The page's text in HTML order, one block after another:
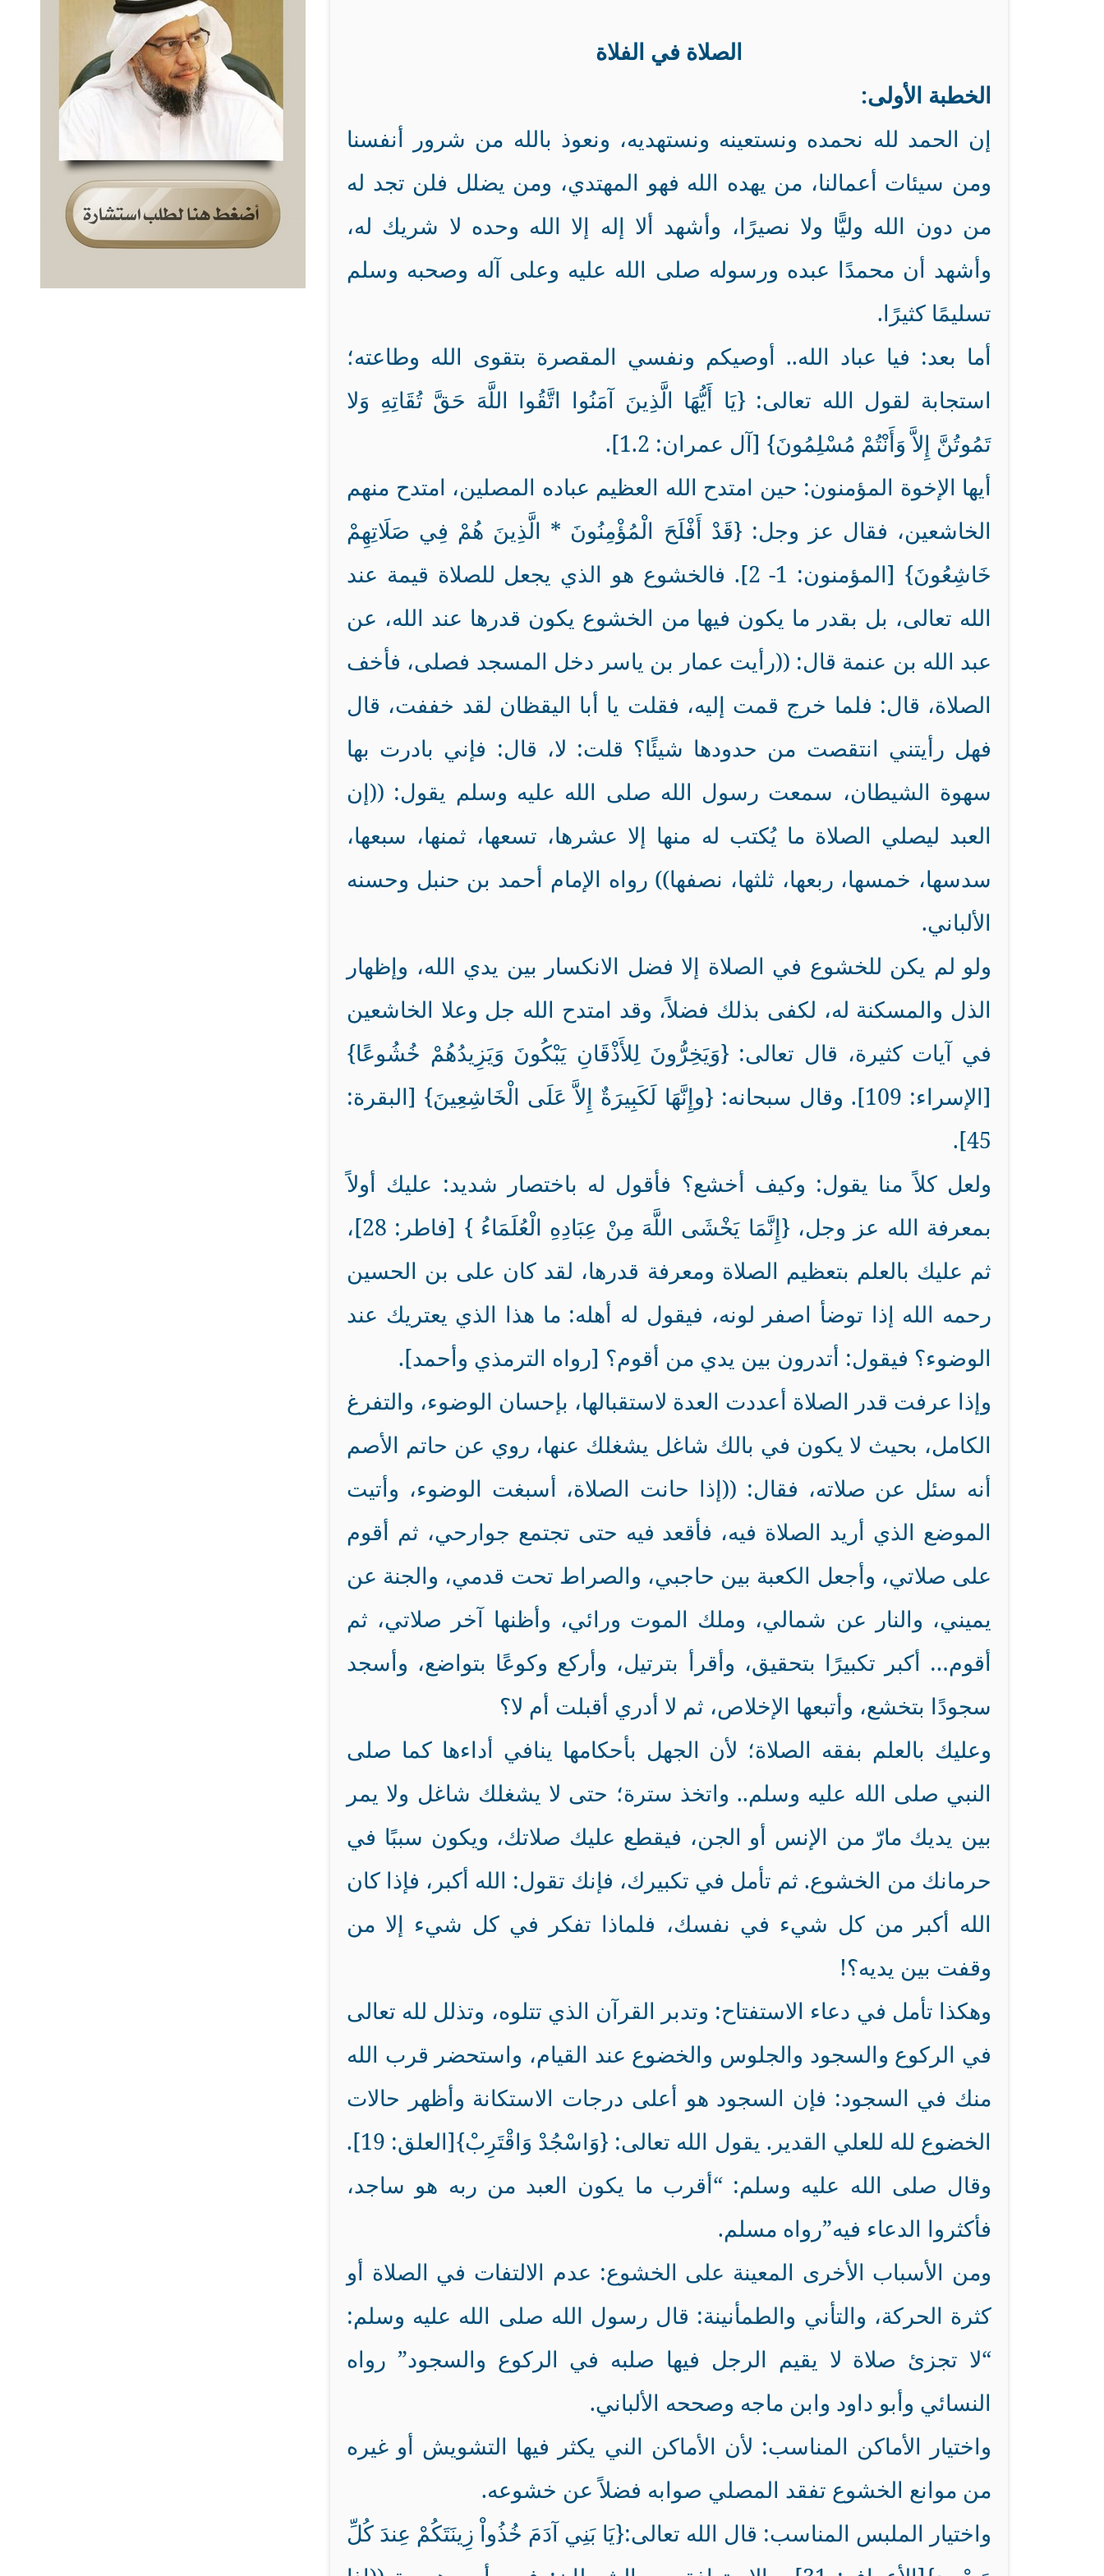
الصلاة في الفلاة
الخطبة الأولى:
إن الحمد لله نحمده ونستعينه ونستهديه، ونعوذ بالله من شرور أنفسنا
ومن سيئات أعمالنا، من يهده الله فهو المهتدي، ومن يضلل فلن تجد له
من دون الله وليًّا ولا نصيرًا، وأشهد ألا إله إلا الله وحده لا شريك له،
وأشهد أن محمدًا عبده ورسوله صلى الله عليه وعلى آله وصحبه وسلم
تسليمًا كثيرًا.
أما بعد: فيا عباد الله.. أوصيكم ونفسي المقصرة بتقوى الله وطاعته؛
استجابة لقول الله تعالى: {يَا أَيُّهَا الَّذِينَ آمَنُوا اتَّقُوا اللَّهَ حَقَّ تُقَاتِهِ وَلا
تَمُوتُنَّ إِلاَّ وَأَنْتُمْ مُسْلِمُونَ} [آل عمران: 1.2].
أيها الإخوة المؤمنون: حين امتدح الله العظيم عباده المصلين، امتدح منهم
الخاشعين، فقال عز وجل: {قَدْ أَفْلَحَ الْمُؤْمِنُونَ * الَّذِينَ هُمْ فِي صَلَاتِهِمْ
خَاشِعُونَ} [المؤمنون: 1- 2]. فالخشوع هو الذي يجعل للصلاة قيمة عند
الله تعالى، بل بقدر ما يكون فيها من الخشوع يكون قدرها عند الله، عن
عبد الله بن عنمة قال: ((رأيت عمار بن ياسر دخل المسجد فصلى، فأخف
الصلاة، قال: فلما خرج قمت إليه، فقلت يا أبا اليقظان لقد خففت، قال
فهل رأيتني انتقصت من حدودها شيئًا؟ قلت: لا، قال: فإني بادرت بها
سهوة الشيطان، سمعت رسول الله صلى الله عليه وسلم يقول: ((إن
العبد ليصلي الصلاة ما يُكتب له منها إلا عشرها، تسعها، ثمنها، سبعها،
سدسها، خمسها، ربعها، ثلثها، نصفها)) رواه الإمام أحمد بن حنبل وحسنه
الألباني.
ولو لم يكن للخشوع في الصلاة إلا فضل الانكسار بين يدي الله، وإظهار
الذل والمسكنة له، لكفى بذلك فضلاً، وقد امتدح الله جل وعلا الخاشعين
في آيات كثيرة، قال تعالى: {وَيَخِرُّونَ لِلأَذْقَانِ يَبْكُونَ وَيَزِيدُهُمْ خُشُوعًا}
[الإسراء: 109]. وقال سبحانه: {وإِنَّهَا لَكَبِيرَةٌ إِلاَّ عَلَى الْخَاشِعِينَ} [البقرة:
45].
ولعل كلاً منا يقول: وكيف أخشع؟ فأقول له باختصار شديد: عليك أولاً
بمعرفة الله عز وجل، {إِنَّمَا يَخْشَى اللَّهَ مِنْ عِبَادِهِ الْعُلَمَاءُ } [فاطر: 28]،
ثم عليك بالعلم بتعظيم الصلاة ومعرفة قدرها، لقد كان على بن الحسين
رحمه الله إذا توضأ اصفر لونه، فيقول له أهله: ما هذا الذي يعتريك عند
الوضوء؟ فيقول: أتدرون بين يدي من أقوم؟ [رواه الترمذي وأحمد].
وإذا عرفت قدر الصلاة أعددت العدة لاستقبالها، بإحسان الوضوء، والتفرغ
الكامل، بحيث لا يكون في بالك شاغل يشغلك عنها، روي عن حاتم الأصم
أنه سئل عن صلاته، فقال: ((إذا حانت الصلاة، أسبغت الوضوء، وأتيت
الموضع الذي أريد الصلاة فيه، فأقعد فيه حتى تجتمع جوارحي، ثم أقوم
على صلاتي، وأجعل الكعبة بين حاجبي، والصراط تحت قدمي، والجنة عن
يميني، والنار عن شمالي، وملك الموت ورائي، وأظنها آخر صلاتي، ثم
أقوم… أكبر تكبيرًا بتحقيق، وأقرأ بترتيل، وأركع وكوعًا بتواضع، وأسجد
سجودًا بتخشع، وأتبعها الإخلاص، ثم لا أدري أقبلت أم لا؟
وعليك بالعلم بفقه الصلاة؛ لأن الجهل بأحكامها ينافي أداءها كما صلى
النبي صلى الله عليه وسلم.. واتخذ سترة؛ حتى لا يشغلك شاغل ولا يمر
بين يديك مارّ من الإنس أو الجن، فيقطع عليك صلاتك، ويكون سببًا في
حرمانك من الخشوع. ثم تأمل في تكبيرك، فإنك تقول: الله أكبر، فإذا كان
الله أكبر من كل شيء في نفسك، فلماذا تفكر في كل شيء إلا من
وقفت بين يديه؟!
وهكذا تأمل في دعاء الاستفتاح: وتدبر القرآن الذي تتلوه، وتذلل لله تعالى
في الركوع والسجود والجلوس والخضوع عند القيام، واستحضر قرب الله
منك في السجود: فإن السجود هو أعلى درجات الاستكانة وأظهر حالات
الخضوع لله للعلي القدير. يقول الله تعالى: {وَاسْجُدْ وَاقْتَرِبْ}[العلق: 19].
وقال صلى الله عليه وسلم: “أقرب ما يكون العبد من ربه هو ساجد،
فأكثروا الدعاء فيه”رواه مسلم.
ومن الأسباب الأخرى المعينة على الخشوع: عدم الالتفات في الصلاة أو
كثرة الحركة، والتأني والطمأنينة: قال رسول الله صلى الله عليه وسلم:
“لا تجزئ صلاة لا يقيم الرجل فيها صلبه في الركوع والسجود” رواه
النسائي وأبو داود وابن ماجه وصححه الألباني.
واختيار الأماكن المناسب: لأن الأماكن الني يكثر فيها التشويش أو غيره
من موانع الخشوع تفقد المصلي صوابه فضلاً عن خشوعه.
واختيار الملبس المناسب: قال الله تعالى:{يَا بَنِي آدَمَ خُذُواْ زِينَتَكُمْ عِندَ كُلِّ